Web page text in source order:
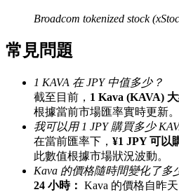
Bitrue渠道合伙人
最高達65%佣金！
Broadcom tokenized stock
常見問題
1 KAVA 在 JPY 中值多少？
截至目前， 1 Kava (KAVA) 大
根據當前市場匯率實時更新。
我可以用 1 JPY 購買多少
在當前匯率下， ¥1 JPY 可以
此數值根據市場狀況波動。
Kava 的價格隨時間變化了多
24 小時： Kava 的價格自昨